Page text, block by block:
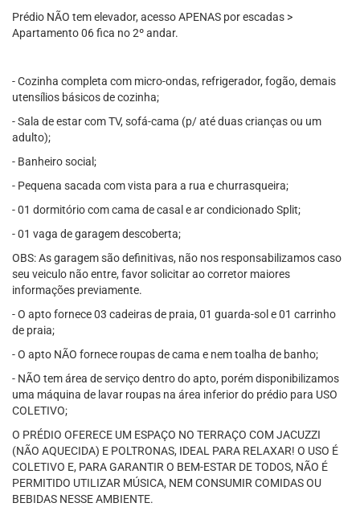
Prédio NÃO tem elevador, acesso APENAS por escadas >
Apartamento 06 fica no 2º andar.
- Cozinha completa com micro-ondas, refrigerador, fogão, demais
utensílios básicos de cozinha;
- Sala de estar com TV, sofá-cama (p/ até duas crianças ou um
adulto);
- Banheiro social;
- Pequena sacada com vista para a rua e churrasqueira;
- 01 dormitório com cama de casal e ar condicionado Split;
- 01 vaga de garagem descoberta;
OBS: As garagem são definitivas, não nos responsabilizamos caso
seu veiculo não entre, favor solicitar ao corretor maiores
informações previamente.
- O apto fornece 03 cadeiras de praia, 01 guarda-sol e 01 carrinho
de praia;
- O apto NÃO fornece roupas de cama e nem toalha de banho;
- NÃO tem área de serviço dentro do apto, porém disponibilizamos
uma máquina de lavar roupas na área inferior do prédio para USO
COLETIVO;
O PRÉDIO OFERECE UM ESPAÇO NO TERRAÇO COM JACUZZI
(NÃO AQUECIDA) E POLTRONAS, IDEAL PARA RELAXAR! O USO É
COLETIVO E, PARA GARANTIR O BEM-ESTAR DE TODOS, NÃO É
PERMITIDO UTILIZAR MÚSICA, NEM CONSUMIR COMIDAS OU
BEBIDAS NESSE AMBIENTE.